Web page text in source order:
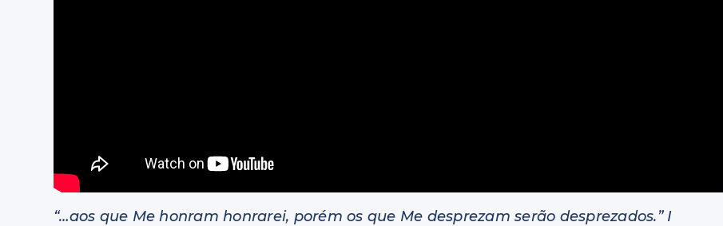
“…aos que Me honram honrarei, porém os que Me desprezam serão desprezados.” I